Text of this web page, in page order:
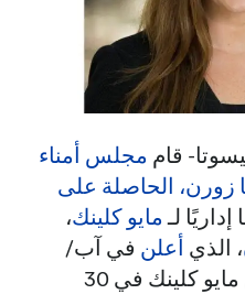
قام مجلس أمناء
زورن، الحاصلة على
إداريًا لـ مايو كلينك،
، الذي أعلن في آب/
أغسطس أنه سيتقاعد من مايو كلينك في 30